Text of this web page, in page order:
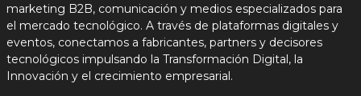
marketing B2B, comunicación y medios especializados para
el mercado tecnológico. A través de plataformas digitales y
eventos, conectamos a fabricantes, partners y decisores
tecnológicos impulsando la Transformación Digital, la
Innovación y el crecimiento empresarial.